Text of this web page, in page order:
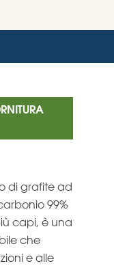
di grafite ad
99%
capi, è una
che
e alle